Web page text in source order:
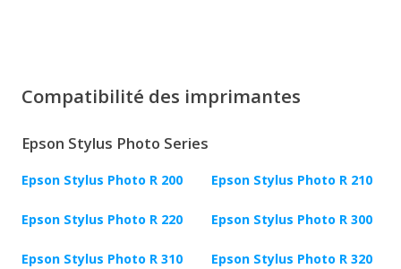
Compatibilité des imprimantes
Epson Stylus Photo Series
Epson Stylus Photo R 200 Epson Stylus Photo R 210
Epson Stylus Photo R 220 Epson Stylus Photo R 300
Epson Stylus Photo R 310 Epson Stylus Photo R 320